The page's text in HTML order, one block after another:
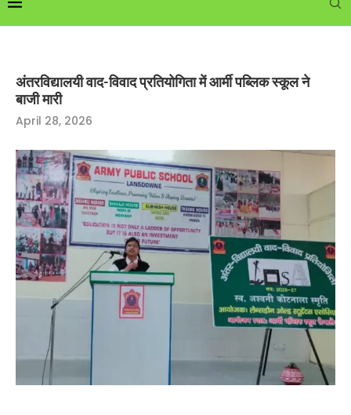
अंतरविद्यालयी वाद-विवाद प्रतियोगिता में आर्मी पब्लिक स्कूल ने
बाजी मारी
April 28, 2026